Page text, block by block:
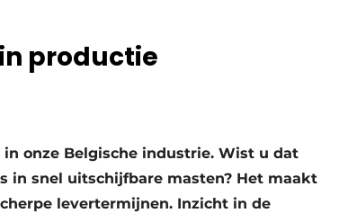
productie
onze Belgische industrie. Wist u dat
in snel uitschijfbare masten? Het maakt
levertermijnen. Inzicht in de